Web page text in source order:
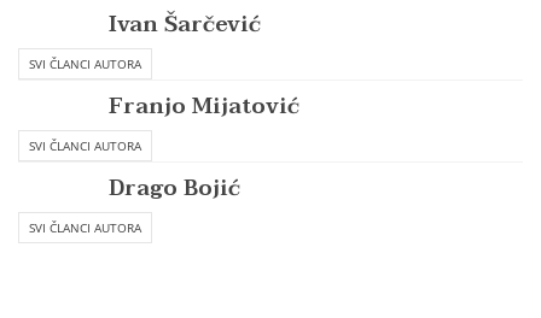
Ivan Šarčević
SVI ČLANCI AUTORA
Franjo Mijatović
SVI ČLANCI AUTORA
Drago Bojić
SVI ČLANCI AUTORA